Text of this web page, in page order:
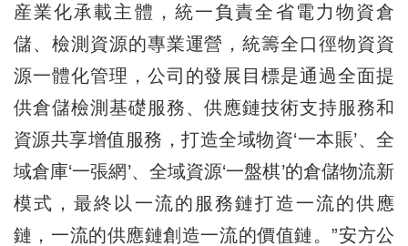
産業化承載主體，統一負責全省電力物資倉
儲、檢測資源的專業運營，統籌全口徑物資資
源一體化管理，公司的發展目標是通過全面提
供倉儲檢測基礎服務、供應鏈技術支持服務和
資源共享增值服務，打造全域物資‘一本賬’、全
域倉庫‘一張網’、全域資源‘一盤棋’的倉儲物流新
模式，最終以一流的服務鏈打造一流的供應
鏈，一流的供應鏈創造一流的價值鏈。”安方公